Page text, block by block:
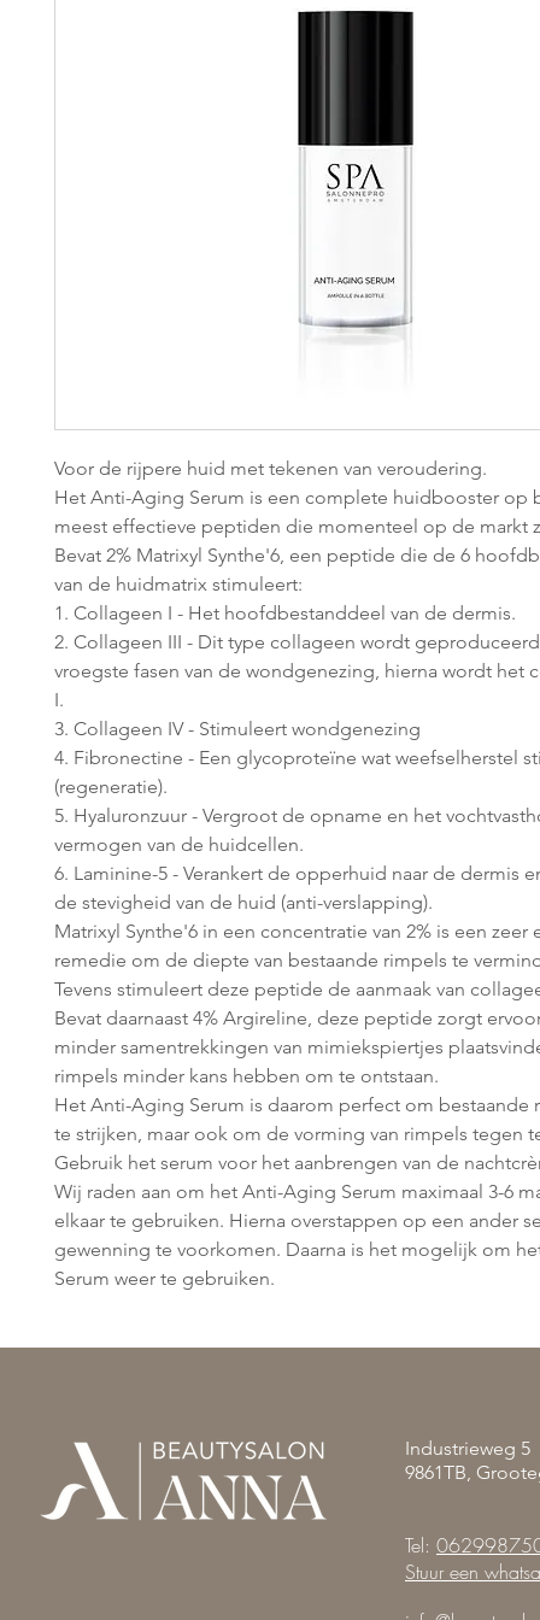
Voor de rijpere huid met tekenen van veroudering.
Het Anti-Aging Serum is een complete huidbooster op
meest effectieve peptiden die momenteel op de markt
Bevat 2% Matrixyl Synthe'6, een peptide die de 6
van de huidmatrix stimuleert:
1. Collageen I - Het hoofdbestanddeel van de dermis.
2. Collageen III - Dit type collageen wordt
vroegste fasen van de wondgenezing, hierna wordt het
I.
3. Collageen IV - Stimuleert wondgenezing
4. Fibronectine - Een glycoproteïne wat weefselherstel
(regeneratie).
5. Hyaluronzuur - Vergroot de opname en het
vermogen van de huidcellen.
6. Laminine-5 - Verankert de opperhuid naar de dermis
de stevigheid van de huid (anti-verslapping).
Matrixyl Synthe'6 in een concentratie van 2% is een zeer
remedie om de diepte van bestaande rimpels te
Tevens stimuleert deze peptide de aanmaak van
Bevat daarnaast 4% Argireline, deze peptide zorgt
minder samentrekkingen van mimiekspiertjes
rimpels minder kans hebben om te ontstaan.
Het Anti-Aging Serum is daarom perfect om bestaande
te strijken, maar ook om de vorming van rimpels tegen
Gebruik het serum voor het aanbrengen van de
Wij raden aan om het Anti-Aging Serum maximaal 3-6
elkaar te gebruiken. Hierna overstappen op een ander
gewenning te voorkomen. Daarna is het mogelijk om
Serum weer te gebruiken.
Industrieweg 5
9861TB,
Tel:
Stuur een